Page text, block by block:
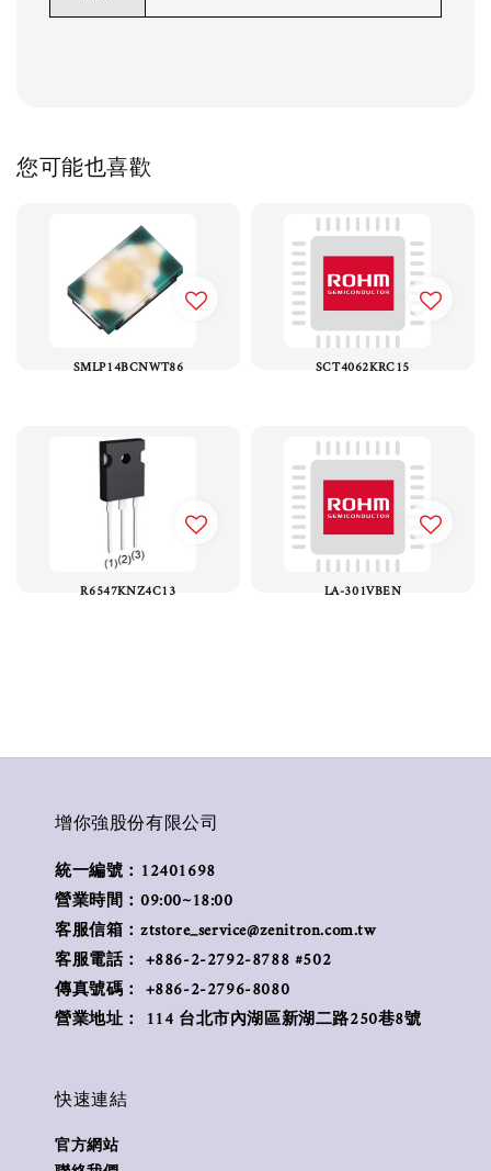
您可能也喜歡
SMLP14BCNWT86 SCT4062KRC15
R6547KNZ4C13 LA-301VBEN
增你強股份有限公司
統一編號：12401698
營業時間：09:00~18:00
客服信箱：ztstore_service@zenitron.com.tw
客服電話： +886-2-2792-8788 #502
傳真號碼： +886-2-2796-8080
營業地址： 114 台北市內湖區新湖二路250巷8號
快速連結
官方網站